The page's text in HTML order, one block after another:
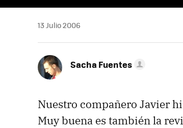
13 Julio 2006
Sacha Fuentes
Nuestro compañero Javier
Muy buena es también la